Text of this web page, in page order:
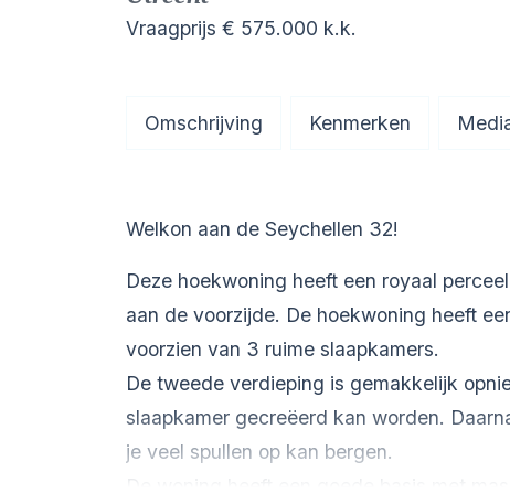
Vraagprijs € 575.000 k.k.
Omschrijving Kenmerken
Welkon aan de Seychellen 32!
Deze hoekwoning heeft een royaal
aan de voorzijde. De hoekwoning heeft
voorzien van 3 ruime slaapkamers.
De tweede verdieping is gemakkelijk
slaapkamer gecreëerd kan worden.
je veel spullen op kan bergen.